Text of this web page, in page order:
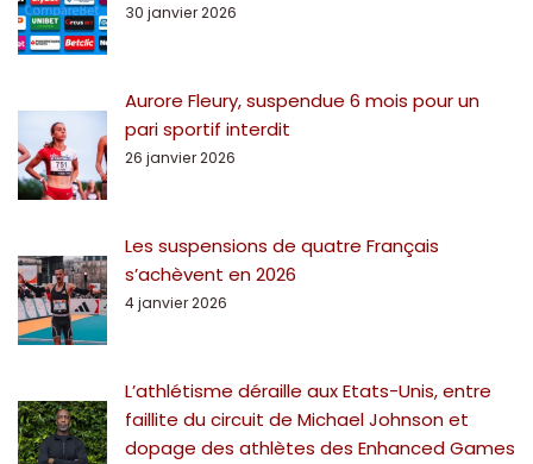
30 janvier 2026
Aurore Fleury, suspendue 6 mois pour un
pari sportif interdit
26 janvier 2026
Les suspensions de quatre Français
s’achèvent en 2026
4 janvier 2026
L’athlétisme déraille aux Etats-Unis, entre
faillite du circuit de Michael Johnson et
dopage des athlètes des Enhanced Games